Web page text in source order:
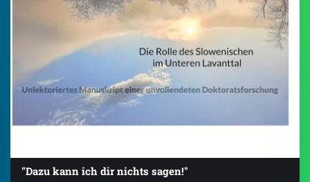
"Dazu kann ich dir nichts sagen!"